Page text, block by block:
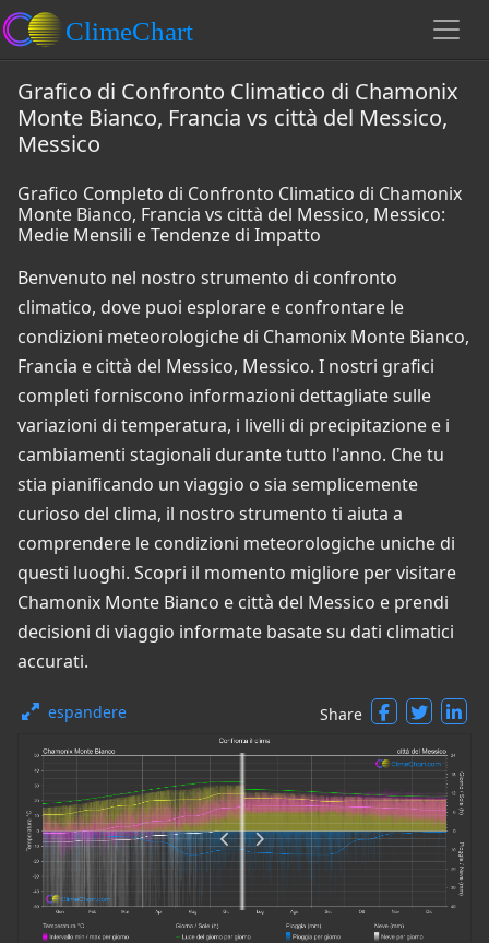
Grafico di Confronto Climatico di Chamonix
Monte Bianco, Francia vs città del Messico,
Messico
Grafico Completo di Confronto Climatico di Chamonix
Monte Bianco, Francia vs città del Messico, Messico:
Medie Mensili e Tendenze di Impatto
Benvenuto nel nostro strumento di confronto
climatico, dove puoi esplorare e confrontare le
condizioni meteorologiche di Chamonix Monte Bianco,
Francia e città del Messico, Messico. I nostri grafici
completi forniscono informazioni dettagliate sulle
variazioni di temperatura, i livelli di precipitazione e i
cambiamenti stagionali durante tutto l'anno. Che tu
stia pianificando un viaggio o sia semplicemente
curioso del clima, il nostro strumento ti aiuta a
comprendere le condizioni meteorologiche uniche di
questi luoghi. Scopri il momento migliore per visitare
Chamonix Monte Bianco e città del Messico e prendi
decisioni di viaggio informate basate su dati climatici
accurati.
espandere Share